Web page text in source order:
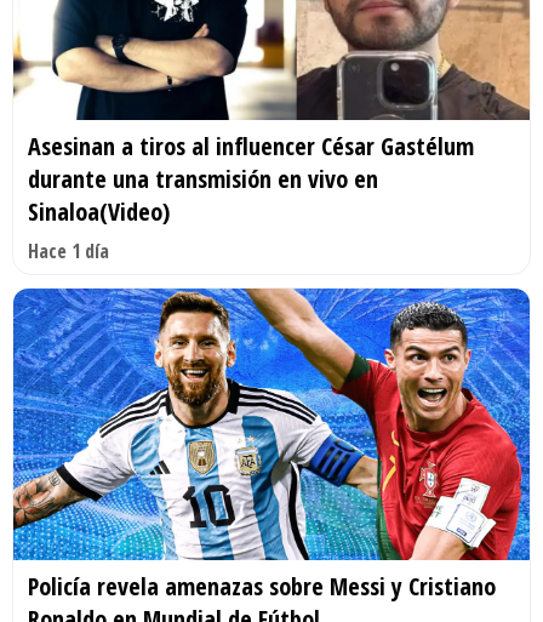
Asesinan a tiros al influencer César Gastélum
durante una transmisión en vivo en
Sinaloa(Video)
Hace 1 día
Policía revela amenazas sobre Messi y Cristiano